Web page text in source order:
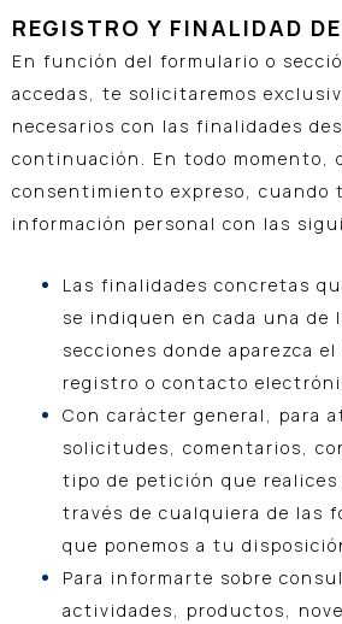
REGISTRO Y FINALIDAD
En función del formulario o
accedas, te solicitaremos
necesarios con las finalidades
continuación. En todo momento,
consentimiento expreso, cuando
información personal con las
Las finalidades concretas
se indiquen en cada una de
secciones donde aparezca
registro o contacto
Con carácter general, para
solicitudes, comentarios,
tipo de petición que realices
través de cualquiera de las
que ponemos a tu
Para informarte sobre
actividades, productos,